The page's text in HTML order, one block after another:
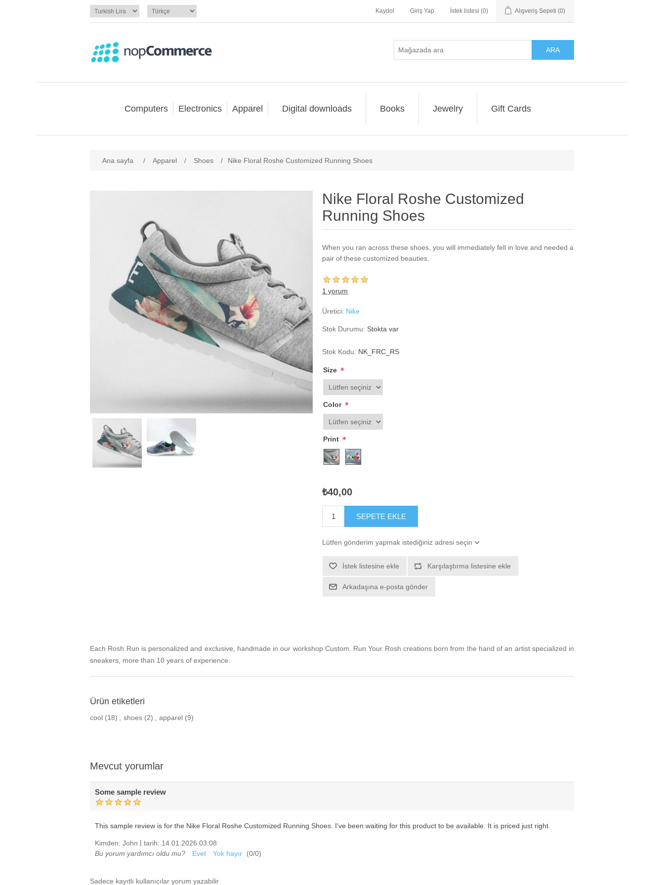
Kaydol Giriş Yap İstek listesi (0) Alışveriş Sepeti (0)
ARA
Computers Electronics Apparel Digital downloads Books Jewelry Gift Cards
Ana sayfa / Apparel / Shoes / Nike Floral Roshe Customized Running Shoes
Nike Floral Roshe Customized
Running Shoes
When you ran across these shoes, you will immediately fell in love and needed a
pair of these customized beauties.
1 yorum
Üretici: Nike
Stok Durumu: Stokta var
Stok Kodu: NK_FRC_RS
Size *
Color *
Print *
₺40,00
SEPETE EKLE
Lütfen gönderim yapmak istediğiniz adresi seçin
İstek listesine ekle Karşılaştırma listesine ekle
Arkadaşına e-posta gönder
Each Rosh Run is personalized and exclusive, handmade in our workshop Custom. Run Your Rosh creations born from the hand of an artist specialized in
sneakers, more than 10 years of experience.
Ürün etiketleri
cool (18) shoes (2) apparel (9)
Mevcut yorumlar
Some sample review
This sample review is for the Nike Floral Roshe Customized Running Shoes. I've been waiting for this product to be available. It is priced just right.
Kimden: John | tarih: 14.01.2026 03:08
Bu yorum yardımcı oldu mu?
Evet Yok hayır (0/0)
Sadece kayıtlı kullanıcılar yorum yazabilir